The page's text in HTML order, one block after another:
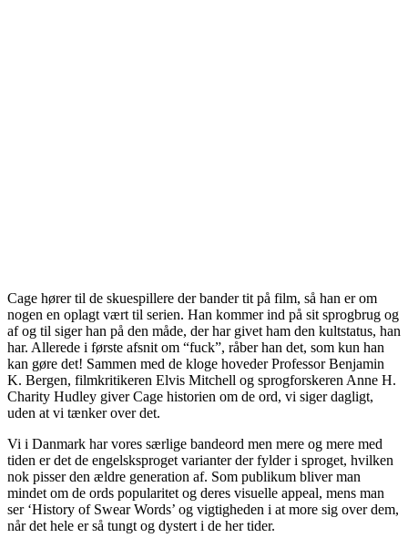
Cage hører til de skuespillere der bander tit på film, så han er om
nogen en oplagt vært til serien. Han kommer ind på sit sprogbrug og
af og til siger han på den måde, der har givet ham den kultstatus, han
har. Allerede i første afsnit om “fuck”, råber han det, som kun han
kan gøre det! Sammen med de kloge hoveder Professor Benjamin
K. Bergen, filmkritikeren Elvis Mitchell og sprogforskeren Anne H.
Charity Hudley giver Cage historien om de ord, vi siger dagligt,
uden at vi tænker over det.
Vi i Danmark har vores særlige bandeord men mere og mere med
tiden er det de engelsksproget varianter der fylder i sproget, hvilken
nok pisser den ældre generation af. Som publikum bliver man
mindet om de ords popularitet og deres visuelle appeal, mens man
ser ‘History of Swear Words’ og vigtigheden i at more sig over dem,
når det hele er så tungt og dystert i de her tider.